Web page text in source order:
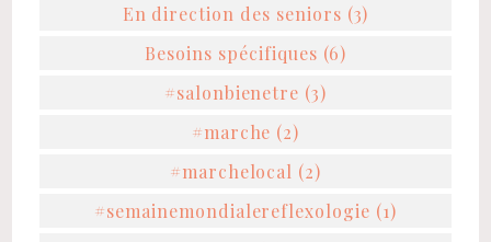
En direction des seniors (3)
Besoins spécifiques (6)
#salonbienetre (3)
#marche (2)
#marchelocal (2)
#semainemondialereflexologie (1)